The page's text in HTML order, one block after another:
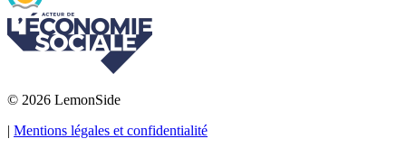
© 2026 LemonSide
| Mentions légales et confidentialité